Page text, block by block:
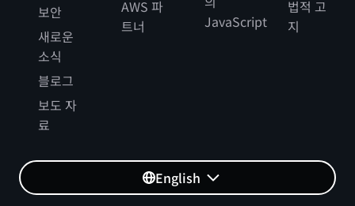
보안
새로운
소식
블로그
보도 자
료
AWS 파
트너
JavaScript
법적 고
지
English